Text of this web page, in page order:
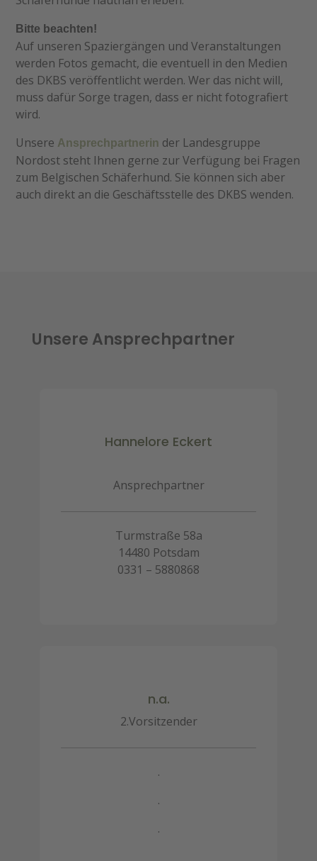
Bitte beachten!
Auf unseren Spaziergängen und Veranstaltungen
werden Fotos gemacht, die eventuell in den Medien
des DKBS veröffentlicht werden. Wer das nicht will,
muss dafür Sorge tragen, dass er nicht fotografiert
wird.
Unsere Ansprechpartnerin der Landesgruppe
Nordost steht Ihnen gerne zur Verfügung bei Fragen
zum Belgischen Schäferhund. Sie können sich aber
auch direkt an die Geschäftsstelle des DKBS wenden.
Unsere Ansprechpartner
Hannelore Eckert
Ansprechpartner
Turmstraße 58a
14480 Potsdam
0331 – 5880868
n.a.
2.Vorsitzender
.
.
.